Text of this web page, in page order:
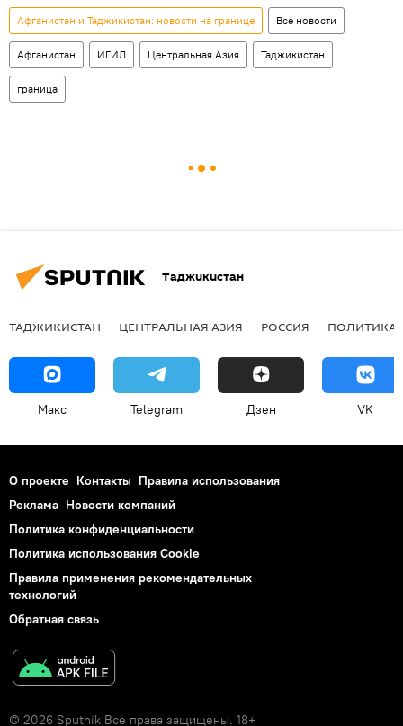
Афганистан и Таджикистан: новости на границе Все новости
Афганистан ИГИЛ Центральная Азия Таджикистан
граница
Таджикистан
ТАДЖИКИСТАН ЦЕНТРАЛЬНАЯ АЗИЯ РОССИЯ ПОЛИТИКА
Макс Telegram Дзен VK
О проекте Контакты Правила использования
Реклама Новости компаний
Политика конфиденциальности
Политика использования Cookie
Правила применения рекомендательных
технологий
Обратная связь
© 2026 Sputnik Все права защищены. 18+